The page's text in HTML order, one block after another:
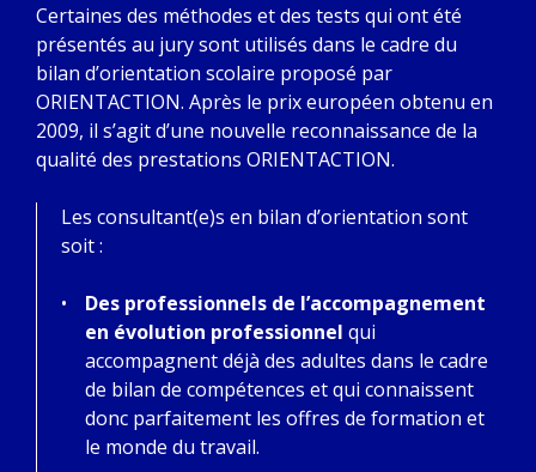
Certaines des méthodes et des tests qui ont été
présentés au jury sont utilisés dans le cadre du
bilan d’orientation scolaire proposé par
ORIENTACTION. Après le prix européen obtenu en
2009, il s’agit d’une nouvelle reconnaissance de la
qualité des prestations ORIENTACTION.
Les consultant(e)s en bilan d’orientation sont
soit :
Des professionnels de l’accompagnement
en évolution professionnel qui
accompagnent déjà des adultes dans le cadre
de bilan de compétences et qui connaissent
donc parfaitement les offres de formation et
le monde du travail.